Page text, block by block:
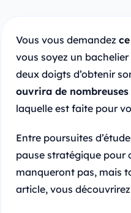
Vous vous demandez
vous soyez un
deux doigts d’obtenir
ouvrira de
laquelle est faite pour
Entre poursuites
pause stratégique pour
manqueront pas, mais
article, vous